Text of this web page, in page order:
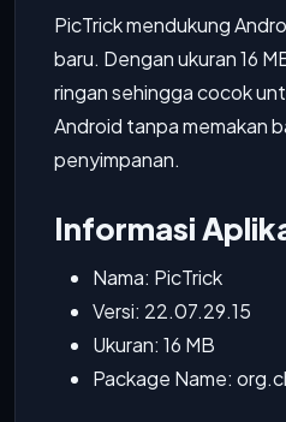
PicTrick mendukung
baru. Dengan ukuran 16
ringan sehingga cocok
Android tanpa memakan
penyimpanan.
Informasi
Nama: PicTrick
Versi: 22.07.29.15
Ukuran: 16 MB
Package Name: